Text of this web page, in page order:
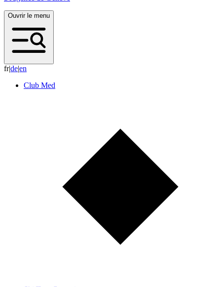
Ouvrir le menu
fr|de|en
Club Med